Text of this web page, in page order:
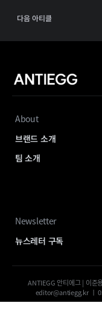
다음 아티클
About
브랜드 소개
팀 소개
Newsletter
뉴스레터 구독
ANTIEGG 안티에그 | 이준
editor@antiegg.kr ㅣ